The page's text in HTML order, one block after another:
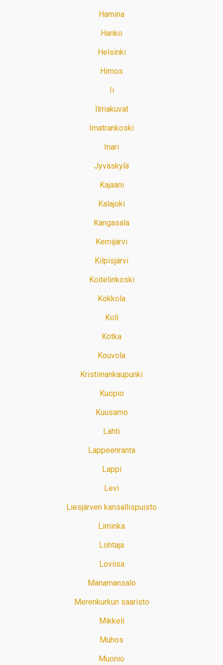
Hamina
Hanko
Helsinki
Himos
Ii
Ilmakuvat
Imatrankoski
Inari
Jyväskylä
Kajaani
Kalajoki
Kangasala
Kemijärvi
Kilpisjärvi
Koitelinkoski
Kokkola
Koli
Kotka
Kouvola
Kristiinankaupunki
Kuopio
Kuusamo
Lahti
Lappeenranta
Lappi
Levi
Liesjärven kansallispuisto
Liminka
Lohtaja
Loviisa
Manamansalo
Merenkurkun saaristo
Mikkeli
Muhos
Muonio